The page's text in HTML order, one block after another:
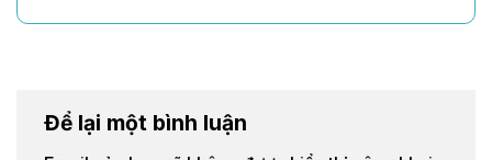
Để lại một bình luận